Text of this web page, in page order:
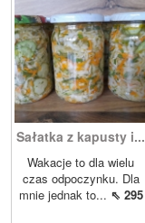
Sałatka z kapusty i...
Wakacje to dla wielu
czas odpoczynku. Dla
mnie jednak to... ⇖ 295